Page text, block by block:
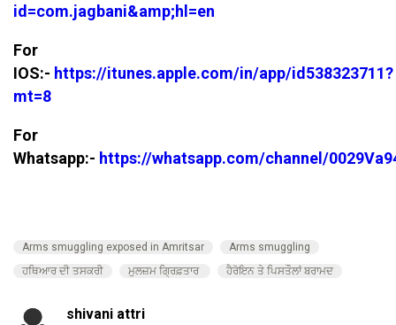
id=com.jagbani&amp;hl=en
For
IOS:- https://itunes.apple.com/in/app/id538323711?
mt=8
For
Whatsapp:- https://whatsapp.com/channel/
Arms smuggling exposed in Amritsar
Arms smuggling
ਹਥਿਆਰ ਦੀ ਤਸਕਰੀ
ਮੁਲਜ਼ਮ ਗ੍ਰਿਫ਼ਤਾਰ ਹੈਰੋਇਨ ਤੇ ਪਿਸਤੌਲਾਂ ਬਰਾਮਦ
shivani attri